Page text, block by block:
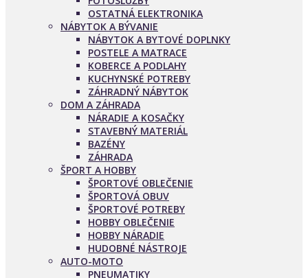
OSTATNÁ ELEKTRONIKA
NÁBYTOK A BÝVANIE
NÁBYTOK A BYTOVÉ DOPLNKY
POSTELE A MATRACE
KOBERCE A PODLAHY
KUCHYNSKÉ POTREBY
ZÁHRADNÝ NÁBYTOK
DOM A ZÁHRADA
NÁRADIE A KOSAČKY
STAVEBNÝ MATERIÁL
BAZÉNY
ZÁHRADA
ŠPORT A HOBBY
ŠPORTOVÉ OBLEČENIE
ŠPORTOVÁ OBUV
ŠPORTOVÉ POTREBY
HOBBY OBLEČENIE
HOBBY NÁRADIE
HUDOBNÉ NÁSTROJE
AUTO-MOTO
PNEUMATIKY